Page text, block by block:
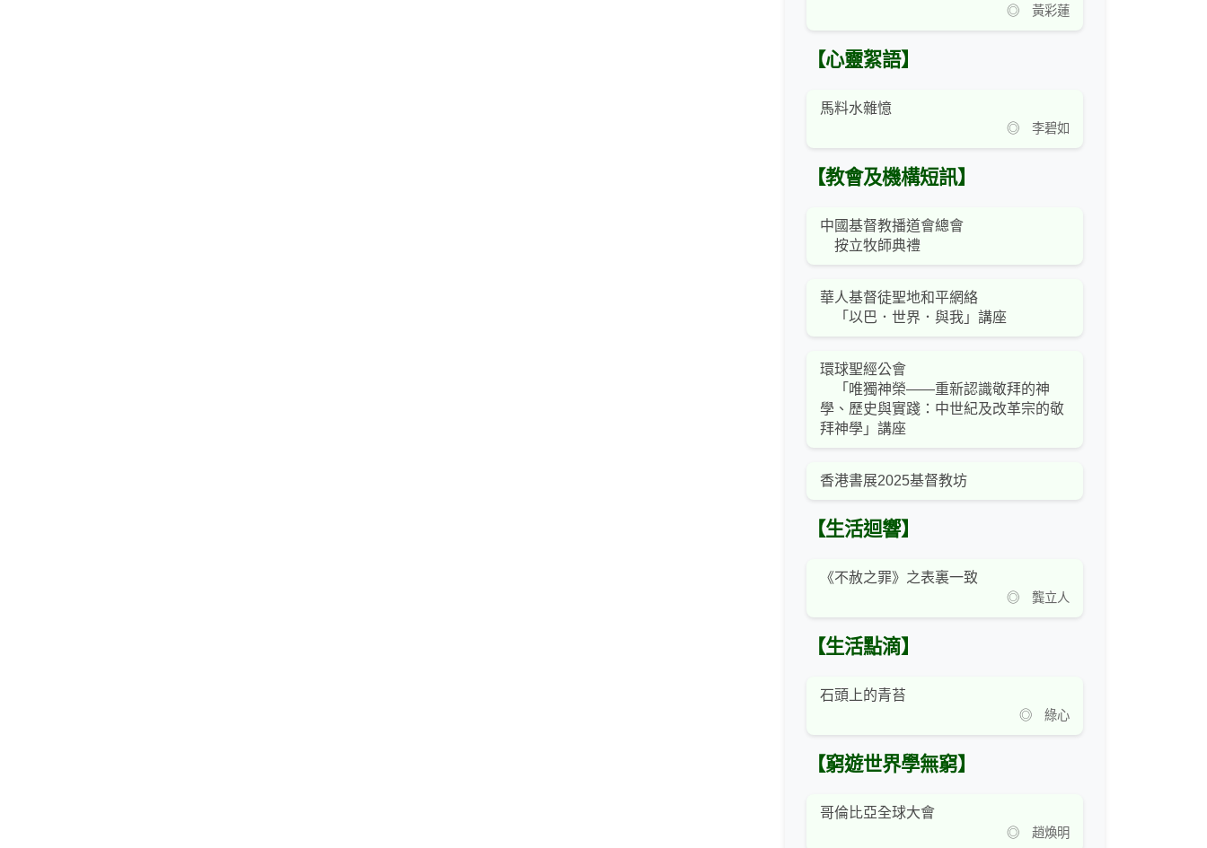
◎ 黃彩蓮
【心靈絮語】
馬料水雜憶
◎ 李碧如
【教會及機構短訊】
中國基督教播道會總會
按立牧師典禮
華人基督徒聖地和平網絡
「以巴．世界．與我」講座
環球聖經公會
「唯獨神榮——重新認識敬拜的神
學、歷史與實踐：中世紀及改革宗的敬
拜神學」講座
香港書展2025基督教坊
【生活迴響】
《不赦之罪》之表裏一致
◎ 龔立人
【生活點滴】
石頭上的青苔
◎ 綠心
【窮遊世界學無窮】
哥倫比亞全球大會
◎ 趙煥明